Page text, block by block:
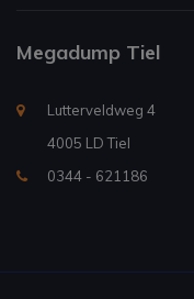
Megadump Tiel
Lutterveldweg 4
4005 LD Tiel
0344 - 621186